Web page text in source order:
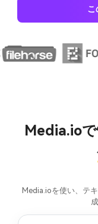
こ
Media.io
Media.ioを使い、テ